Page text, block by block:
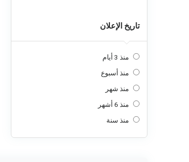
تاريخ الإعلان
منذ 3 أيام
منذ أسبوع
منذ شهر
منذ 6 أشهر
منذ سنة